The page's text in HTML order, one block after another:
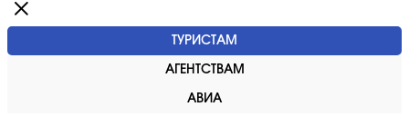
ТУРИСТАМ
АГЕНТСТВАМ
АВИА